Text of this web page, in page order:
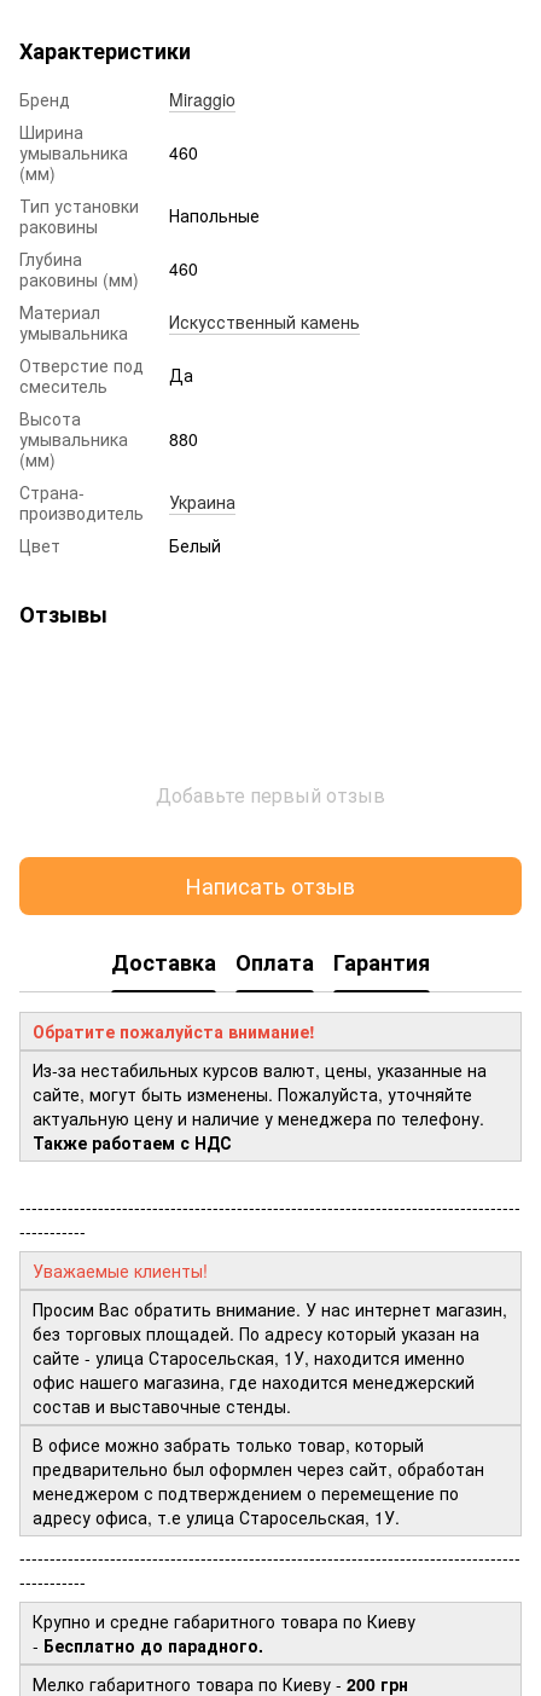
Характеристики
Бренд
Miraggio
Ширина
умывальника
(мм)
460
Тип установки
раковины
Напольные
Глубина
раковины (мм)
460
Материал
умывальника
Искусственный камень
Отверстие под
смеситель
Да
Высота
умывальника
(мм)
880
Страна-
производитель
Украина
Цвет
Белый
Отзывы
Добавьте первый отзыв
Написать отзыв
Доставка Оплата Гарантия
Обратите пожалуйста внимание!
Из-за нестабильных курсов валют, цены, указанные на
сайте, могут быть изменены. Пожалуйста, уточняйте
актуальную цену и наличие у менеджера по телефону.
Также работаем с НДС
-----------------------------------------------------------------------------------
-----------
Уважаемые клиенты!
Просим Вас обратить внимание. У нас интернет магазин,
без торговых площадей. По адресу который указан на
сайте - улица Старосельская, 1У, находится именно
офис нашего магазина, где находится менеджерский
состав и выставочные стенды.
В офисе можно забрать только товар, который
предварительно был оформлен через сайт, обработан
менеджером с подтверждением о перемещение по
адресу офиса, т.е улица Старосельская, 1У.
-----------------------------------------------------------------------------------
-----------
Крупно и средне габаритного товара по Киеву
- Бесплатно до парадного.
Мелко габаритного товара по Киеву - 200 грн